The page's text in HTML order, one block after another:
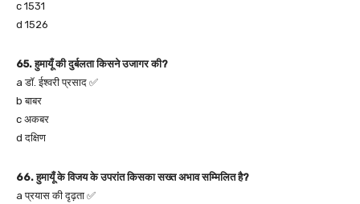
c 1531
d 1526
65. हुमायूँ की दुर्बलता किसने उजागर की?
a डॉ. ईश्वरी प्रसाद ✅
b बाबर
c अकबर
d दक्षिण
66. हुमायूँ के विजय के उपरांत किसका सख्त अभाव सम्मिलित है?
a प्रयास की दृढ़ता ✅